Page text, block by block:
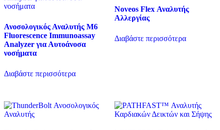
Ανοσολογικός Αναλυτής M6
Fluorescence Immunoassay
Analyzer για Αυτοάνοσα
νοσήματα
Διαβάστε περισσότερα
Noveos Flex Αναλυτής
Αλλεργίας
Διαβάστε περισσότερα